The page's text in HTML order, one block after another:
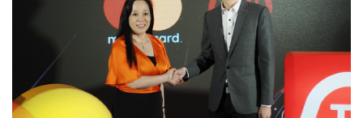
Enterprise Digital Transformation